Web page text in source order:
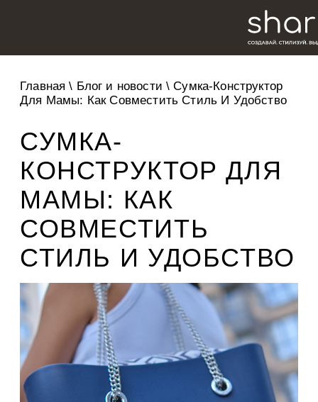
Главная \ Блог и новости \Сумка-Конструктор
Для Мамы: Как Совместить Стиль И Удобство
СУМКА-
КОНСТРУКТОР ДЛЯ
МАМЫ: КАК
СОВМЕСТИТЬ
СТИЛЬ И УДОБСТВО